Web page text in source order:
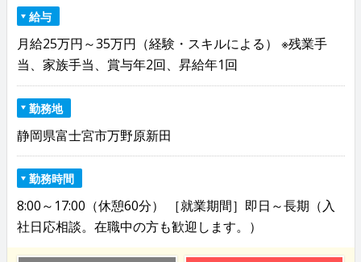
給与
月給25万円～35万円（経験・スキルによる） ※残業手
当、家族手当、賞与年2回、昇給年1回
勤務地
静岡県富士宮市万野原新田
勤務時間
8:00～17:00（休憩60分） ［就業期間］即日～長期（入
社日応相談。在職中の方も歓迎します。）